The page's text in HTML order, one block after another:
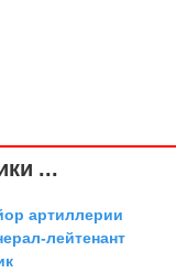
...
артиллерии
лейтенант